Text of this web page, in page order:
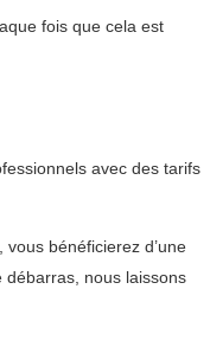
fois que cela est
avec des tarifs
bénéficierez d’une
débarras, nous laissons